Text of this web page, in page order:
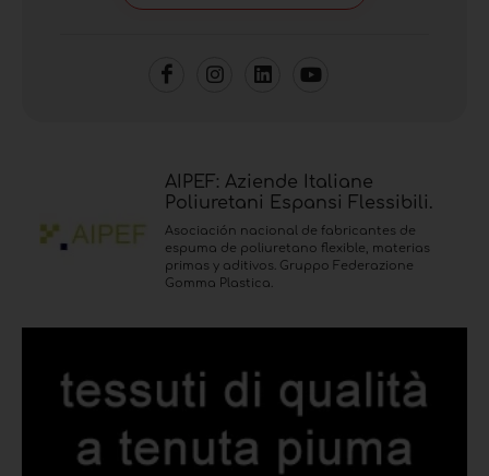
AIPEF: Aziende Italiane
Poliuretani Espansi Flessibili.
Asociación nacional de fabricantes de
espuma de poliuretano flexible, materias
primas y aditivos. Gruppo Federazione
Gomma Plastica.